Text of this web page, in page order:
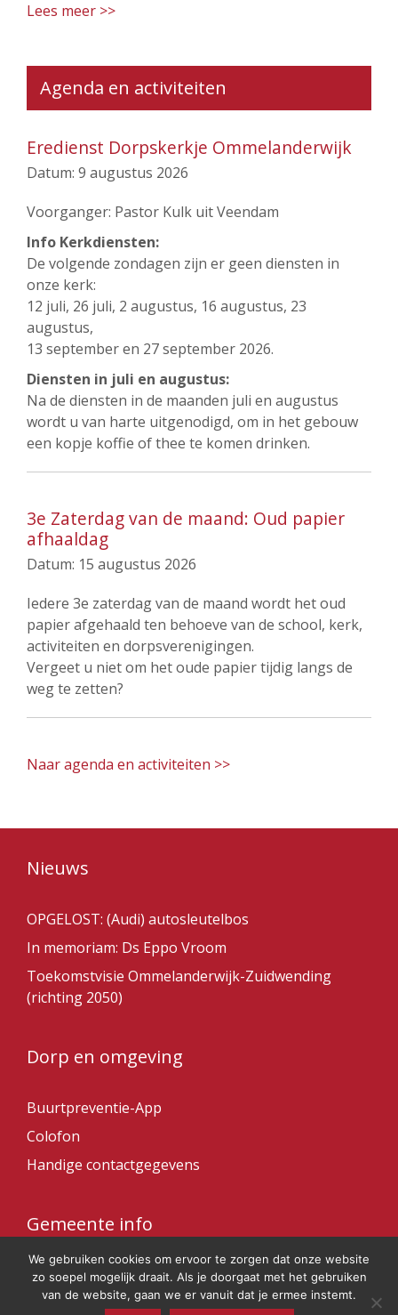
Lees meer >>
Agenda en activiteiten
Eredienst Dorpskerkje Ommelanderwijk
Datum: 9 augustus 2026
Voorganger: Pastor Kulk uit Veendam
Info Kerkdiensten:
De volgende zondagen zijn er geen diensten in
onze kerk:
12 juli, 26 juli, 2 augustus, 16 augustus, 23
augustus,
13 september en 27 september 2026.
Diensten in juli en augustus:
Na de diensten in de maanden juli en augustus
wordt u van harte uitgenodigd, om in het gebouw
een kopje koffie of thee te komen drinken.
3e Zaterdag van de maand: Oud papier
afhaaldag
Datum: 15 augustus 2026
Iedere 3e zaterdag van de maand wordt het oud
papier afgehaald ten behoeve van de school, kerk,
activiteiten en dorpsverenigingen.
Vergeet u niet om het oude papier tijdig langs de
weg te zetten?
Naar agenda en activiteiten >>
Nieuws
OPGELOST: (Audi) autosleutelbos
In memoriam: Ds Eppo Vroom
Toekomstvisie Ommelanderwijk-Zuidwending
(richting 2050)
Dorp en omgeving
Buurtpreventie-App
Colofon
Handige contactgegevens
Gemeente info
Gemeente Veendam
We gebruiken cookies om ervoor te zorgen dat onze website
zo soepel mogelijk draait. Als je doorgaat met het gebruiken
van de website, gaan we er vanuit dat je ermee instemt.